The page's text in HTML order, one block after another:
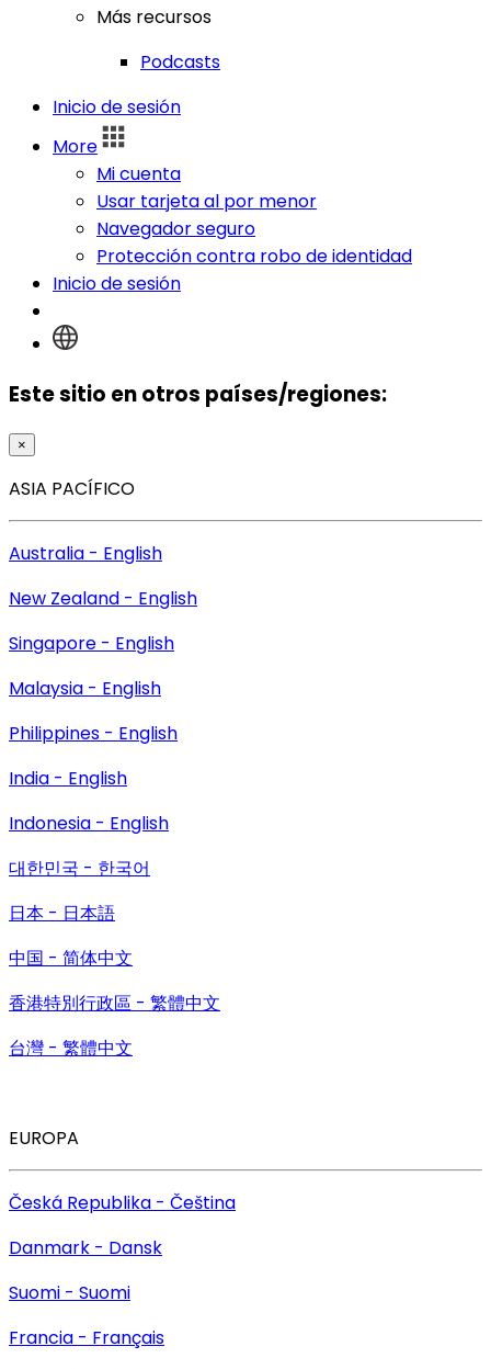
Más recursos
Podcasts
Inicio de sesión
More
Mi cuenta
Usar tarjeta al por menor
Navegador seguro
Protección contra robo de identidad
Inicio de sesión
Este sitio en otros países/regiones:
×
ASIA PACÍFICO
Australia - English
New Zealand - English
Singapore - English
Malaysia - English
Philippines - English
India - English
Indonesia - English
대한민국 - 한국어
日本 - 日本語
中国 - 简体中文
香港特別行政區 - 繁體中文
台灣 - 繁體中文
EUROPA
Česká Republika - Čeština
Danmark - Dansk
Suomi - Suomi
Francia - Français